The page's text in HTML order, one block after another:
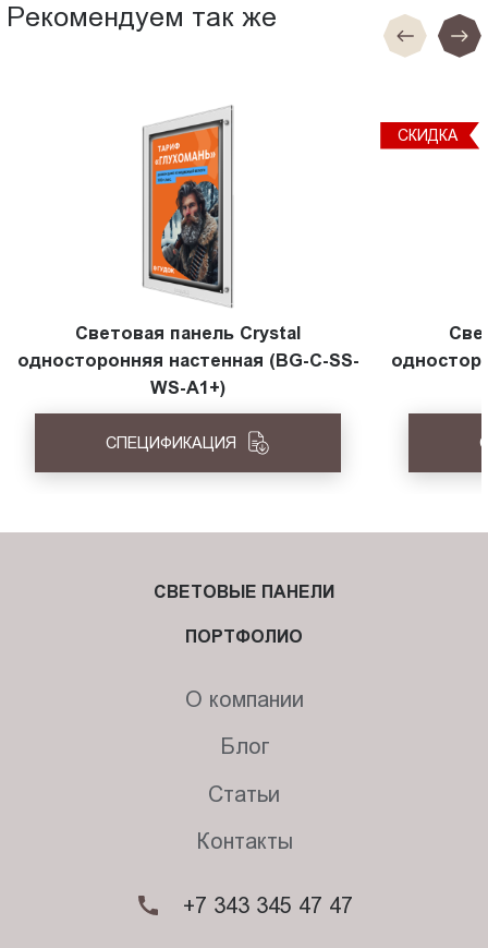
Рекомендуем так же
Световая панель Crystal
односторонняя настенная (BG-C-SS-
WS-A1+)
СПЕЦИФИКАЦИЯ
СКИДКА
СВЕТОВЫЕ ПАНЕЛИ
ПОРТФОЛИО
О компании
Блог
Статьи
Контакты
+7 343 345 47 47